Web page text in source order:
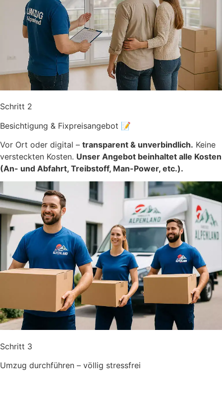
Schritt 2
Besichtigung & Fixpreisangebot 📝
Vor Ort oder digital – transparent & unverbindlich. Keine
versteckten Kosten. Unser Angebot beinhaltet alle Kosten
(An- und Abfahrt, Treibstoff, Man-Power, etc.).
Schritt 3
Umzug durchführen – völlig stressfrei